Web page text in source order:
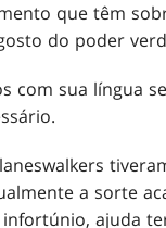
que têm
do poder
com sua língua
a sorte
ajuda